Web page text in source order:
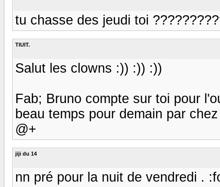
tu chasse des jeudi toi
TIUIT.
Salut les clowns :)) :)) :))
Fab; Bruno compte sur toi pour
beau temps pour demain par
@+
jiji du 14
nn pré pour la nuit de vendredi .